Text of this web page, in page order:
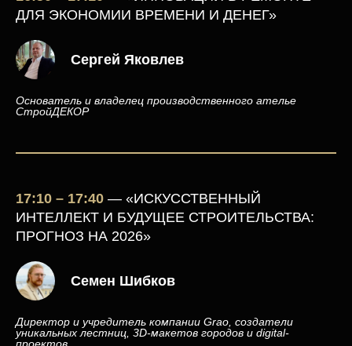
ДЛЯ ЭКОНОМИИ ВРЕМЕНИ И ДЕНЕГ»
Сергей Яковлев
Основатель и владелец производственного ателье
СтройДЕКОР
17:10 – 17:40 — «ИСКУССТВЕННЫЙ
ИНТЕЛЛЕКТ И БУДУЩЕЕ СТРОИТЕЛЬСТВА:
ПРОГНОЗ НА 2026»
Семен Шибков
Директор и учредитель компании Grao, создатели
уникальных лестниц, 3D-макетов городов и digital-